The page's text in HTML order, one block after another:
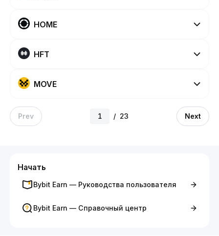
HOME
HFT
MOVE
Prev / 23 Next
Начать
Bybit Earn — Руководства пользователя
Bybit Earn — Справочный центр